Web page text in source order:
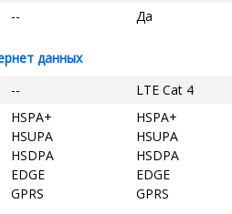
-- Да
данных
--
LTE Cat 4
HSPA+
HSUPA
HSDPA
EDGE
GPRS
HSPA+
HSUPA
HSDPA
EDGE
GPRS